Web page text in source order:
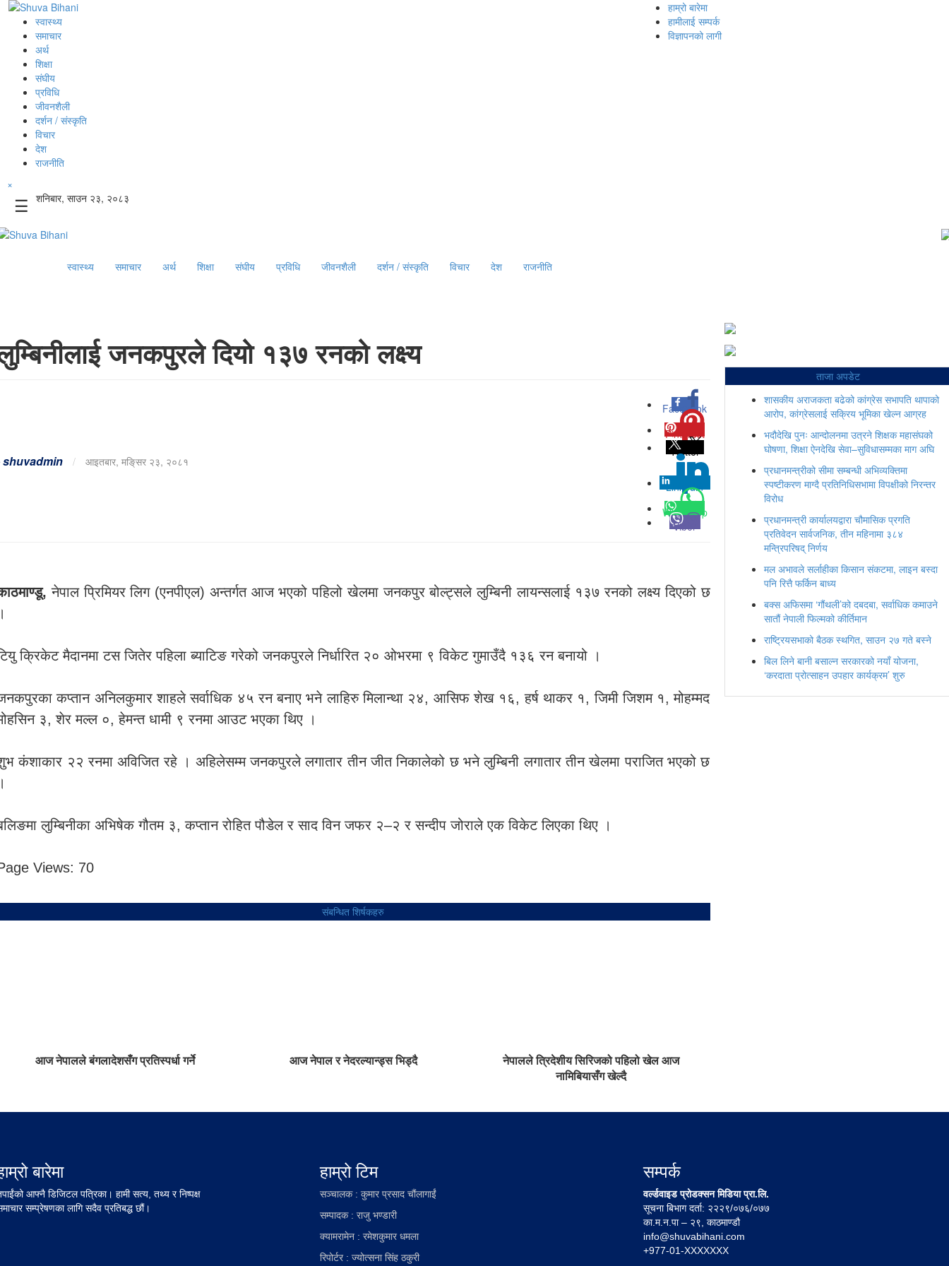
स्वास्थ्य
समाचार
अर्थ
शिक्षा
संघीय
प्रविधि
जीवनशैली
दर्शन / संस्कृति
विचार
देश
राजनीति
×
☰ शनिबार, साउन २३, २०८३
हाम्रो बारेमा
हामीलाई सम्पर्क
विज्ञापनको लागी
स्वास्थ्य समाचार अर्थ शिक्षा संघीय प्रविधि जीवनशैली दर्शन / संस्कृति विचार देश राजनीति
जनकपुरले दियो १३७ रनको लक्ष्य
shuvadmin / आइतबार, मङि्सर २३, २०८१
Facebook
0
Pinterest
0
Twitter
Linkedin
0
Whatsapp
Viber
नेपाल प्रिमियर लिग (एनपीएल) अन्तर्गत आज भएको पहिलो खेलमा जनकपुर बोल्ट्सले लुम्बिनी लायन्सलाई १३७ रनको लक्ष्य दिएको छ
क्रिकेट मैदानमा टस जितेर पहिला ब्याटिङ गरेको जनकपुरले निर्धारित २० ओभरमा ९ विकेट गुमाउँदै १३६ रन बनायो ।
कप्तान अनिलकुमार शाहले सर्वाधिक ४५ रन बनाए भने लाहिरु मिलान्था २४, आसिफ शेख १६, हर्ष थाकर १, जिमी जिशम १, मोहम्मद
३, शेर मल्ल ०, हेमन्त धामी ९ रनमा आउट भएका थिए ।
कंशाकार २२ रनमा अविजित रहे । अहिलेसम्म जनकपुरले लगातार तीन जीत निकालेको छ भने लुम्बिनी लगातार तीन खेलमा पराजित भएको छ
लुम्बिनीका अभिषेक गौतम ३, कप्तान रोहित पौडेल र साद विन जफर २–२ र सन्दीप जोराले एक विकेट लिएका थिए ।
Views: 70
संबन्धित शिर्षकहरु
आज नेपालले बंगलादेशसँग प्रतिस्पर्धा गर्ने आज नेपाल र नेदरल्यान्ड्स भिड्दै
नेपालले त्रिदेशीय सिरिजको पहिलो खेल आज
नामिबियासँग खेल्दै
ताजा अपडेट
शासकीय अराजकता बढेको कांग्रेस सभापति थापाको
आरोप, कांग्रेसलाई सक्रिय भूमिका खेल्न आग्रह
भदौदेखि पुनः आन्दोलनमा उत्रने शिक्षक महासंघको
घोषणा, शिक्षा ऐनदेखि सेवा–सुविधासम्मका माग अघि
प्रधानमन्त्रीको सीमा सम्बन्धी अभिव्यक्तिमा
स्पष्टीकरण माग्दै प्रतिनिधिसभामा विपक्षीको निरन्तर
विरोध
प्रधानमन्त्री कार्यालयद्वारा चौमासिक प्रगति
प्रतिवेदन सार्वजनिक, तीन महिनामा ३८४
मन्त्रिपरिषद् निर्णय
मल अभावले सर्लाहीका किसान संकटमा, लाइन बस्दा
पनि रित्तै फर्किन बाध्य
बक्स अफिसमा ‘गौंथली’को दबदबा, सर्वाधिक कमाउने
सातौं नेपाली फिल्मको कीर्तिमान
राष्ट्रियसभाको बैठक स्थगित, साउन २७ गते बस्ने
बिल लिने बानी बसाल्न सरकारको नयाँ योजना,
‘करदाता प्रोत्साहन उपहार कार्यक्रम’ शुरु
बारेमा
आफ्नै डिजिटल पत्रिका। हामी सत्य, तथ्य र निष्पक्ष
सम्प्रेषणका लागि सदैव प्रतिबद्ध छौं।
हाम्रो टिम
सञ्चालक : कुमार प्रसाद चौंलागाईं
सम्पादक : राजु भण्डारी
क्यामरामेन : रमेशकुमार धमला
रिपोर्टर : ज्योत्सना सिंह ठकुरी
सम्पर्क
वर्ल्डवाइड प्रोडक्सन मिडिया प्रा.लि.
सूचना बिभाग दर्ता: २२२९/०७६/०७७
का.म.न.पा – २९, काठमाण्डौ
info@shuvabihani.com
+977-01-XXXXXXX